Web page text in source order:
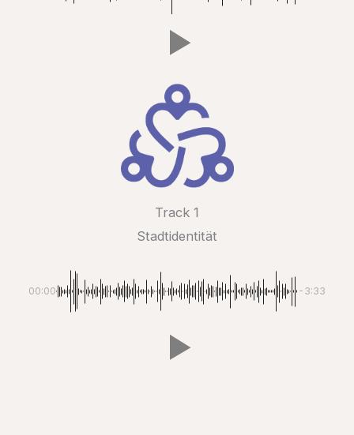
Track 1
Stadtidentität
00:00 -3:33